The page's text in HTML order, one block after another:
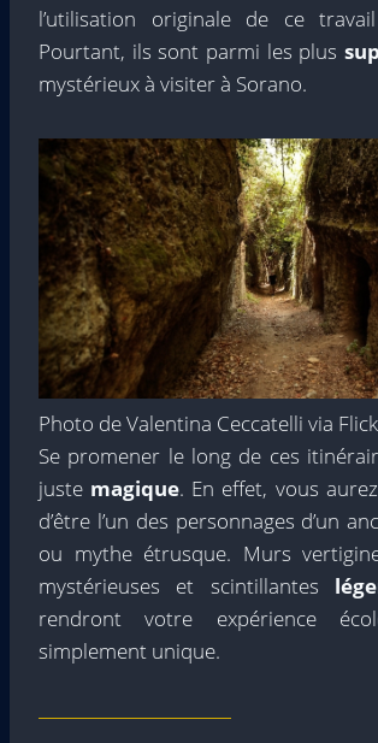
l’utilisation originale de ce travail
Pourtant, ils sont parmi les plus
mystérieux à visiter à Sorano.
Photo de Valentina Ceccatelli via
Se promener le long de ces
juste magique. En effet, vous
d’être l’un des personnages d’un
ou mythe étrusque. Murs
mystérieuses et scintillantes
rendront votre expérience
simplement unique.